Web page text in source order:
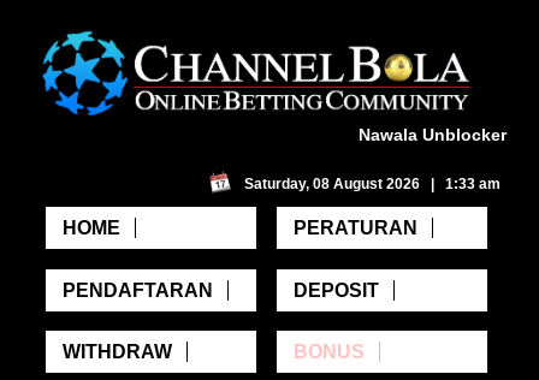
Nawala Unblocker
Saturday, 08 August 2026 | 1:33 am
HOME PERATURAN
PENDAFTARAN DEPOSIT
WITHDRAW BONUS